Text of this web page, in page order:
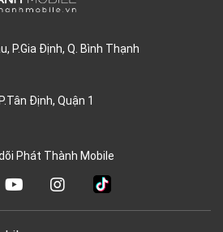
P.Gia Định, Q. Bình Thạnh
Định, Quận 1
Phát Thành Mobile